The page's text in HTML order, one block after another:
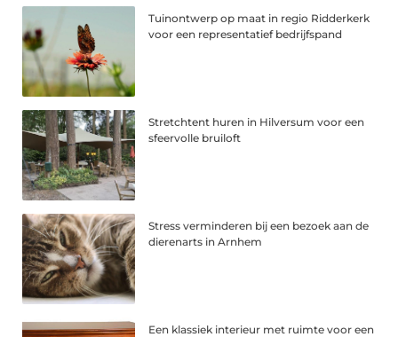
Tuinontwerp op maat in regio Ridderkerk
voor een representatief bedrijfspand
Stretchtent huren in Hilversum voor een
sfeervolle bruiloft
Stress verminderen bij een bezoek aan de
dierenarts in Arnhem
Een klassiek interieur met ruimte voor een